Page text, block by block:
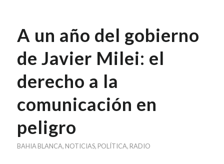
A un año del gobierno
de Javier Milei: el
derecho a la
comunicación en
peligro
BAHIA BLANCA, NOTICIAS, POLÍTICA, RADIO